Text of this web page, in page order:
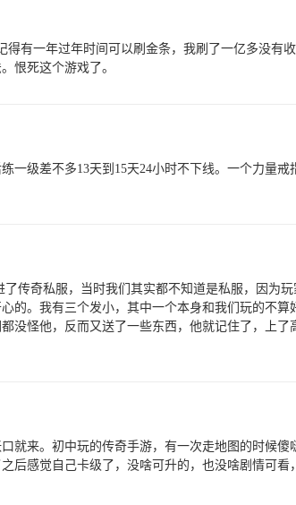
有一年过年时间可以刷金条，我刷了一亿多没有
恨死这个游戏了。
级差不多13天到15天24小时不下线。一个力量
传奇私服，当时我们其实都不知道是私服，因为
。我有三个发小，其中一个本身和我们玩的不
没怪他，反而又送了一些东西，他就记住了，上
就来。初中玩的传奇手游，有一次走地图的时候
感觉自己卡级了，没啥可升的，也没啥剧情可看